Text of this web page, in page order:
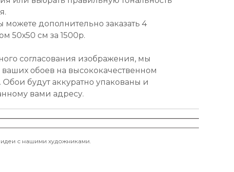
можете дополнительно заказать 4
50х50 см за 1500р.
согласования изображения, мы
обоев на высококачественном
будут аккуратно упакованы и
вами адресу.
с нашими художниками.